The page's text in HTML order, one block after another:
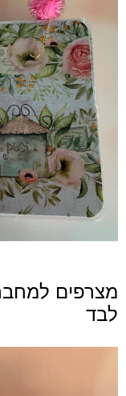
מצרפים
לבד